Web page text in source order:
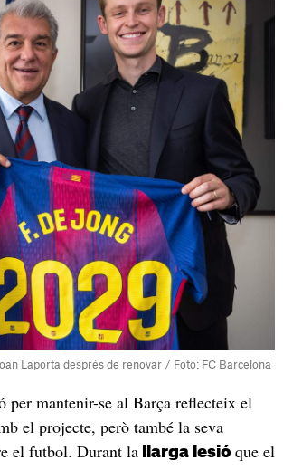
Laporta després de renovar / Foto: FC Barcelona
per mantenir-se al Barça reflecteix el
el projecte, però també la seva
el futbol. Durant lallarga lesió que el